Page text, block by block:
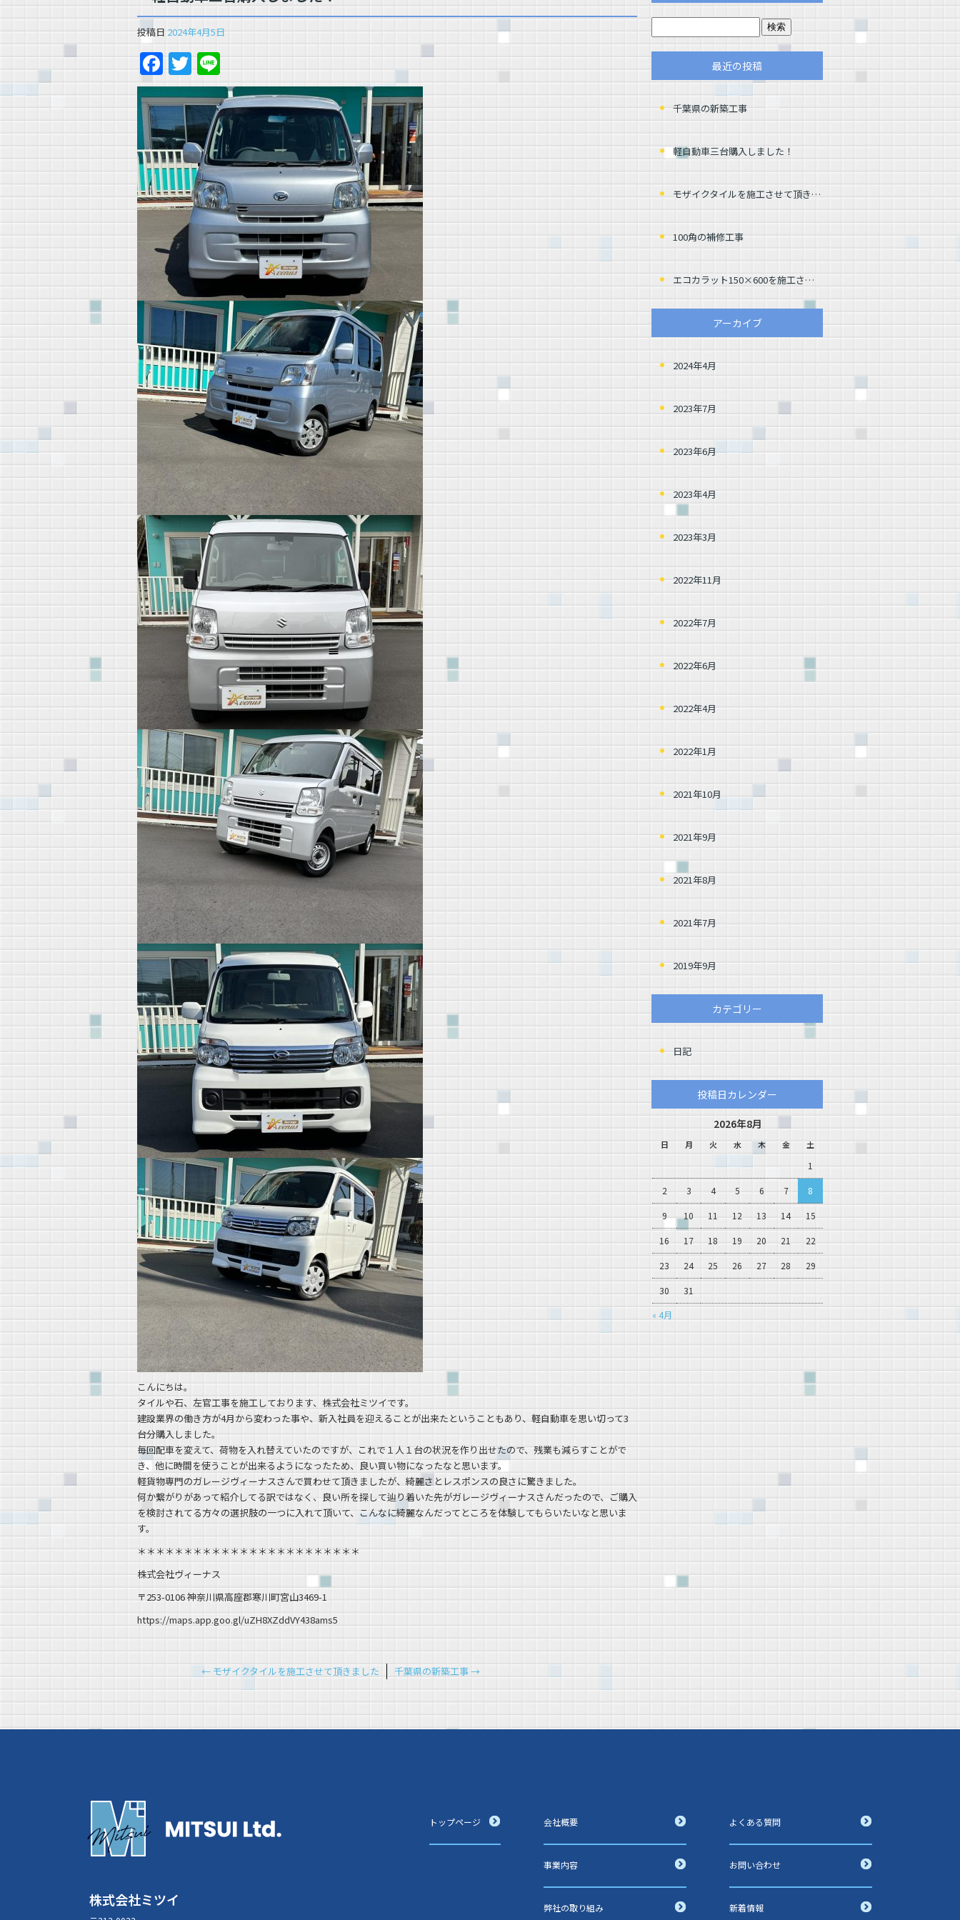
投稿日2024年4月5日
Facebook
Twitter
Line
こんにちは。
タイルや石、左官工事を施工しております、株式会社ミツイです。
建設業界の働き方が4月から変わった事や、新入社員を迎えることが出来たということもあり、軽自動車を思い切って3
台分購入しました。
毎回配車を変えて、荷物を入れ替えていたのですが、これで１人１台の状況を作り出せたので、残業も減らすことがで
き、他に時間を使うことが出来るようになったため、良い買い物になったなと思います。
軽貨物専門のガレージヴィーナスさんで買わせて頂きましたが、綺麗さとレスポンスの良さに驚きました。
何か繋がりがあって紹介してる訳ではなく、良い所を探して辿り着いた先がガレージヴィーナスさんだったので、ご購入
を検討されてる方々の選択肢の一つに入れて頂いて、こんなに綺麗なんだってところを体験してもらいたいなと思いま
す。
＊＊＊＊＊＊＊＊＊＊＊＊＊＊＊＊＊＊＊＊＊＊＊＊
株式会社ヴィーナス
〒253-0106 神奈川県高座郡寒川町宮山3469-1
https://maps.app.goo.gl/uZH8XZddVY438ams5
← モザイクタイルを施工させて頂きました 千葉県の新築工事→
最近の投稿
千葉県の新築工事
軽自動車三台購入しました！
モザイクタイルを施工させて頂きました
100角の補修工事
エコカラット150×600を施工させて頂きました
アーカイブ
2024年4月
2023年7月
2023年6月
2023年4月
2023年3月
2022年11月
2022年7月
2022年6月
2022年4月
2022年1月
2021年10月
2021年9月
2021年8月
2021年7月
2019年9月
カテゴリー
日記
投稿日カレンダー
2026年8月
日 月 火 水 木 金 土
« 4月
1
2 3 4 5 6 7 8
9 10 11 12 13 14 15
16 17 18 19 20 21 22
23 24 25 26 27 28 29
30 31
トップページ 会社概要
事業内容
弊社の取り組み
よくある質問
お問い合わせ
新着情報
株式会社ミツイ